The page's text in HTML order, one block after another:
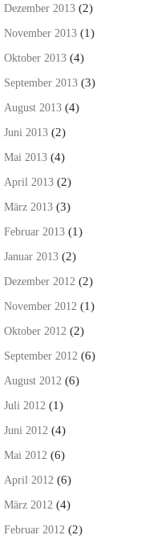
Dezember 2013 (2)
November 2013 (1)
Oktober 2013 (4)
September 2013 (3)
August 2013 (4)
Juni 2013 (2)
Mai 2013 (4)
April 2013 (2)
März 2013 (3)
Februar 2013 (1)
Januar 2013 (2)
Dezember 2012 (2)
November 2012 (1)
Oktober 2012 (2)
September 2012 (6)
August 2012 (6)
Juli 2012 (1)
Juni 2012 (4)
Mai 2012 (6)
April 2012 (6)
März 2012 (4)
Februar 2012 (2)